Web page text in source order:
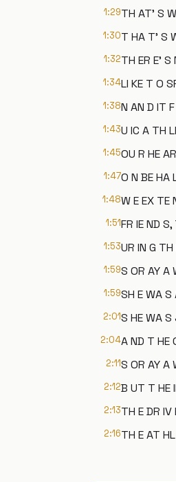
1:29TH AT' S
1:30T HA T' S
1:32TH ER E' S
1:34LI KE T O
1:38N AN D IT
1:43U IC A TH
1:45OU R HE
1:47O N BE HA
1:48W E EX TE
1:51FR IE ND
1:53UR IN G TH
1:59S OR AY A
1:59SH E WA S
2:01S HE WA S
2:04A ND T HE
2:11S OR AY A
2:12B UT T HE
2:13TH E DR
2:16TH E AT